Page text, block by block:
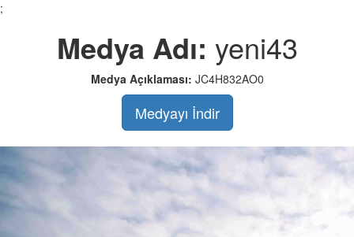
;
Medya Adı: yeni43
Medya Açıklaması: JC4H832AO0
Medyayı İndir